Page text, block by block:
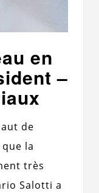
en
–
de
la
très
Salotti a